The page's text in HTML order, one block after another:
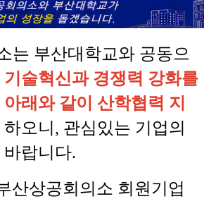
는 부산대학교와 공동으
기술혁신과 경쟁력 강화를
래와 같이 산학협력 지
하오니, 관심있는 기업의
랍니다.
산상공회의소 회원기업